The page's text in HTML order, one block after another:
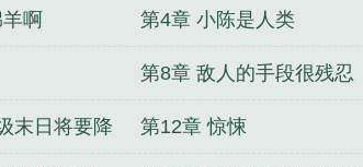
的小祖宗甜翻了 大佬的同桌超级甜
破产千金重生退婚，转头下乡养猪
啊 第4章 小陈是人类
第8章 敌人的手段很残忍
末日将要降 第12章 惊悚